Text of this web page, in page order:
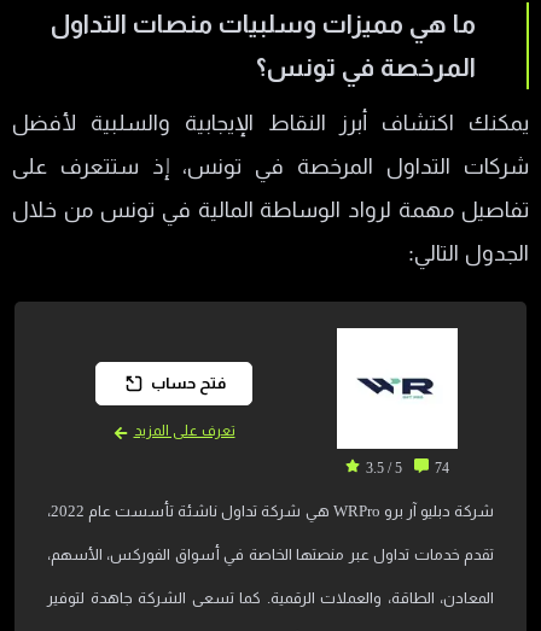
ما هي مميزات وسلبيات منصات التداول
المرخصة في تونس؟
يمكنك اكتشاف أبرز النقاط الإيجابية والسلبية لأفضل
شركات التداول المرخصة في تونس، إذ ستتعرف على
تفاصيل مهمة لرواد الوساطة المالية في تونس من خلال
الجدول التالي:
74
5 / 3.5
شركة دبليو آر برو WRPro هي شركة تداول ناشئة تأسست عام 2022،
تقدم خدمات تداول عبر منصتها الخاصة في أسواق الفوركس، الأسهم،
المعادن، الطاقة، والعملات الرقمية. كما تسعى الشركة جاهدة لتوفير
فتح حساب
تعرف على المزيد